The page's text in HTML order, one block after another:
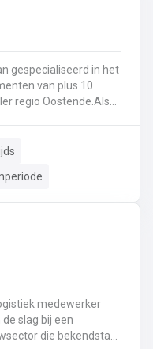
gespecialiseerd in het
van plus 10
regio Oostende.Als
worden voor:
van
voor jou. Je weet de
aanpakken. Dan is dit zeker de job voor jou!
medewerker
slag bij een
die bekendstaat